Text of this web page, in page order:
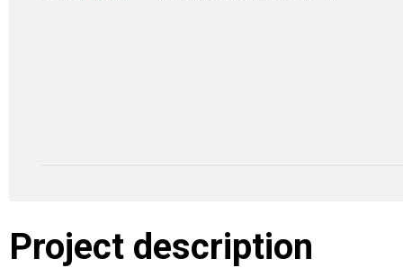
Project description